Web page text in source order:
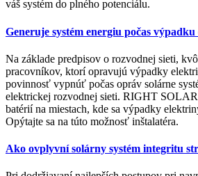
váš systém do plného potenciálu.
Generuje systém energiu počas
Na základe predpisov o rozvodnej sieti,
pracovníkov, ktorí opravujú výpadky
povinnosť vypnúť počas opráv solárne
elektrickej rozvodnej sieti. RIGHT
batérií na miestach, kde sa výpadky
Opýtajte sa na túto možnosť inštalatéra.
Ako ovplyvní solárny systém integritu